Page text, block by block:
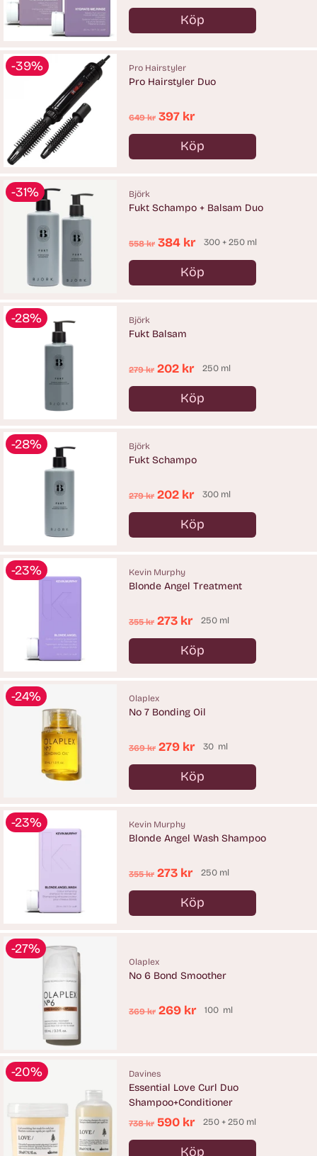
pris
Köp
Antal
-39% Pro Hairstyler
Pro Hairstyler Duo
Ordinarie
pris
649 kr 397 kr
Köp
Antal
-31% Björk
Fukt Schampo + Balsam Duo
Ordinarie
pris
558 kr 384 kr 300 + 250 ml
Köp
Antal
-28% Björk
Fukt Balsam
Ordinarie
pris
279 kr 202 kr 250 ml
Köp
Antal
-28% Björk
Fukt Schampo
Ordinarie
pris
279 kr 202 kr 300 ml
Köp
Antal
-23% Kevin Murphy
Blonde Angel Treatment
Ordinarie
pris
355 kr 273 kr 250 ml
Köp
Antal
-24% Olaplex
No 7 Bonding Oil
Ordinarie
pris
369 kr 279 kr 30 ml
Köp
Antal
-23% Kevin Murphy
Blonde Angel Wash Shampoo
Ordinarie
pris
355 kr 273 kr 250 ml
Köp
Antal
-27%
Olaplex
No 6 Bond Smoother
Ordinarie
369 kr 269 kr 100 ml
-20% Davines
Essential Love Curl Duo
Shampoo+Conditioner
Ordinarie
pris
738 kr 590 kr 250 + 250 ml
Köp